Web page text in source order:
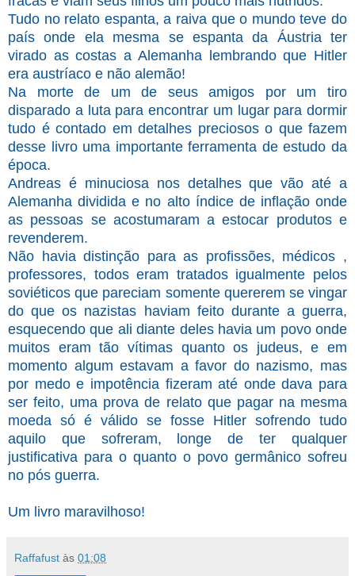
Tudo no relato espanta, a raiva que o mundo teve do
país onde ela mesma se espanta da Áustria ter
virado as costas a Alemanha lembrando que Hitler
era austríaco e não alemão!
Na morte de um de seus amigos por um tiro
disparado a luta para encontrar um lugar para dormir
tudo é contado em detalhes preciosos o que fazem
desse livro uma importante ferramenta de estudo da
época.
Andreas é minuciosa nos detalhes que vão até a
Alemanha dividida e no alto índice de inflação onde
as pessoas se acostumaram a estocar produtos e
revenderem.
Não havia distinção para as profissões, médicos ,
professores, todos eram tratados igualmente pelos
soviéticos que pareciam somente quererem se vingar
do que os nazistas haviam feito durante a guerra,
esquecendo que ali diante deles havia um povo onde
muitos eram tão vítimas quanto os judeus, e em
momento algum estavam a favor do nazismo, mas
por medo e impotência fizeram até onde dava para
ser feito, uma prova de relato que pagar na mesma
moeda só é válido se fosse Hitler sofrendo tudo
aquilo que sofreram, longe de ter qualquer
justificativa para o quanto o povo germânico sofreu
no pós guerra.
Um livro maravilhoso!
Raffafust às 01:08